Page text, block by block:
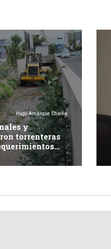
Hugo Amanque Chaiña
y
torrenteras
de